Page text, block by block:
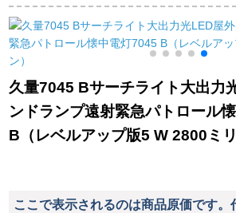
強光遠射ミニ多機能
野外チャープチ懐中
電灯8717【太陽光懐
中電灯】トランペッ
ト15.5 cm
用充パッド感応式
1403
久量7045 Bサーチライト大出力
ンドランプ遠射緊急パトロール
B（レベルアップ版5 W 2800ミリ
ここで表示されるのは商品原価です。